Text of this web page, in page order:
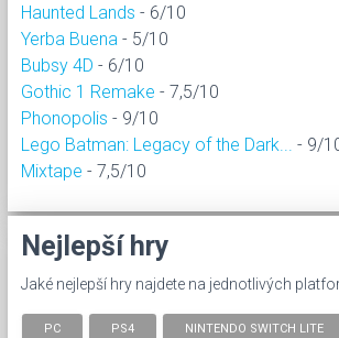
Haunted Lands - 6/10
Yerba Buena - 5/10
Bubsy 4D - 6/10
Gothic 1 Remake - 7,5/10
Phonopolis - 9/10
Lego Batman: Legacy of the Dark...
- 9/
Mixtape - 7,5/10
Nejlepší hry
Jaké nejlepší hry najdete na jednotlivých
PC PS4 NINTENDO SWITCH LITE